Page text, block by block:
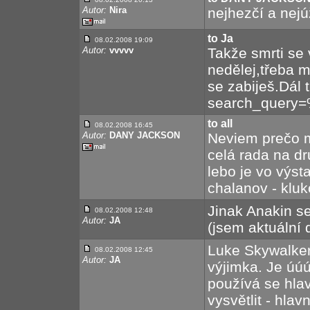
Autor: Nira nejhezčí a
08.02.2008 19:09
Autor: vvvvv
to Ja
Takže smrti se
nedělej,třeba
se zabiješ.Dál
08.02.2008 16:45
Autor: DANY JACKSON
to all
Neviem prečo
celá rada na
lebo je vo
chalanov -
08.02.2008 12:48
Autor: JA
Jinak Anakin
(jsem aktuální
08.02.2008 12:45
Autor: JA
Luke
výjimka. Je
používá se
vysvětlit -